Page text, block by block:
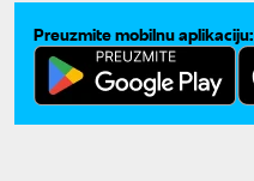
Preuzmite mobilnu aplikaciju: